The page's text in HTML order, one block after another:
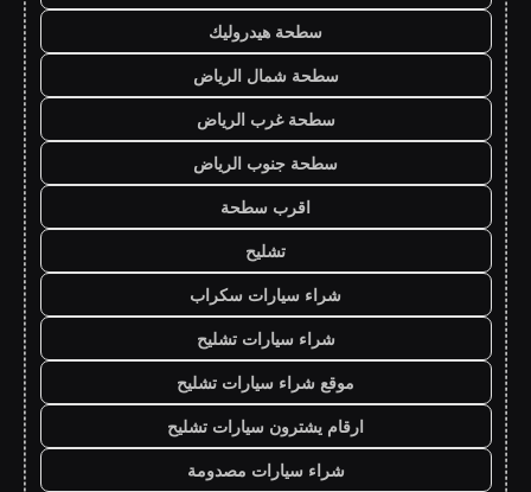
سطحة هيدروليك
سطحة شمال الرياض
سطحة غرب الرياض
سطحة جنوب الرياض
اقرب سطحة
تشليح
شراء سيارات سكراب
شراء سيارات تشليح
موقع شراء سيارات تشليح
ارقام يشترون سيارات تشليح
شراء سيارات مصدومة